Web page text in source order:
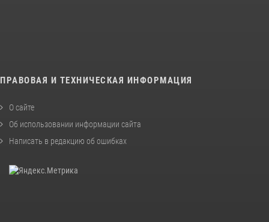
ПРАВОВАЯ И ТЕХНИЧЕСКАЯ ИНФОРМАЦИЯ
О сайте
Об использовании информации сайта
Написать в редакцию об ошибках